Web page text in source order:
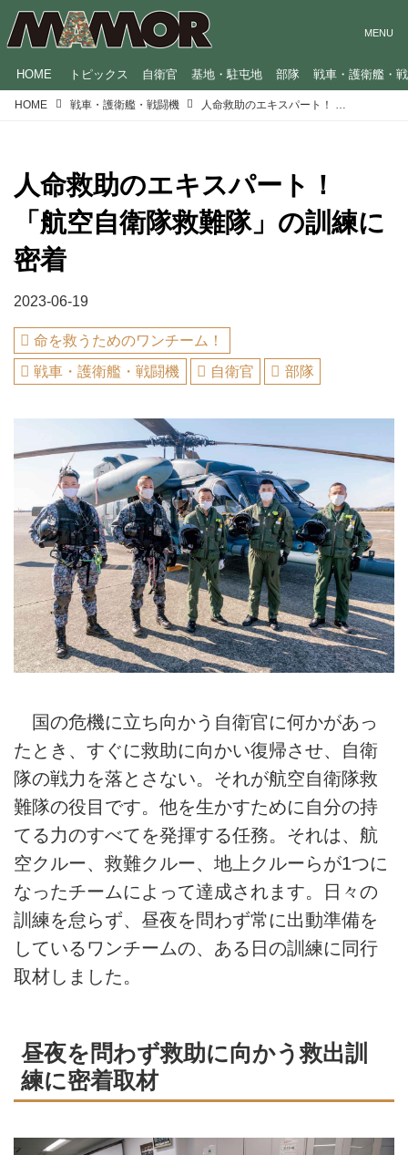
HOME トピックス 自衛官 基地・駐屯地 部隊 戦車・護衛艦・
HOME 戦車・護衛艦・戦闘機
人命救助のエキスパート！
「航空自衛隊救難隊」の訓練に
密着
2023-06-19
命を救うためのワンチーム！
戦車・護衛艦・戦闘機
自衛官 部隊
国の危機に立ち向かう自衛官に何かがあっ
たとき、すぐに救助に向かい復帰させ、自衛
隊の戦力を落とさない。それが航空自衛隊救
難隊の役目です。他を生かすために自分の持
てる力のすべてを発揮する任務。それは、航
空クルー、救難クルー、地上クルーらが1つに
なったチームによって達成されます。日々の
訓練を怠らず、昼夜を問わず常に出動準備を
しているワンチームの、ある日の訓練に同行
取材しました。
昼夜を問わず救助に向かう救出訓
練に密着取材